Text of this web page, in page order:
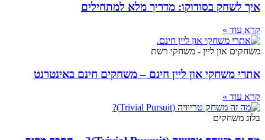
איך לשחק בסודוקו: מדריך מלא למתחילים
קרא עוד »
משחקים און ליין - משחקי רשת
אתרי משחקי און ליין חינם – משחקים חינם באינטרנט
קרא עוד »
בלוג משחקים